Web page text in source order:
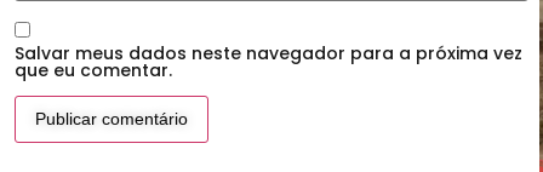
Salvar meus dados neste navegador para a próxima vez
que eu comentar.